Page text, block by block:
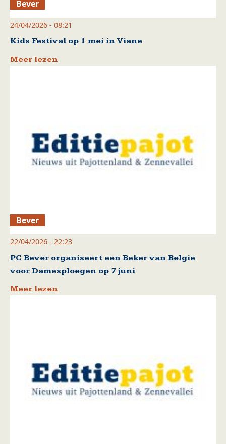
Bever
24/04/2026 - 08:21
Kids Festival op 1 mei in Viane
Meer lezen
Bever
22/04/2026 - 22:23
PC Bever organiseert een Beker van Belgie
voor Damesploegen op 7 juni
Meer lezen